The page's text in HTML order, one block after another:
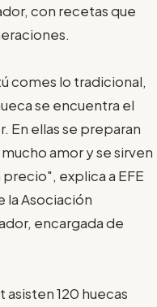
con recetas que
comes lo tradicional,
se encuentra el
En ellas se preparan
amor y se sirven
explica a EFE
la Asociación
encargada de
asisten 120 huecas